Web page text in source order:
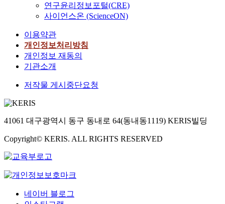
연구윤리정보포털(CRE)
사이언스온 (ScienceON)
이용약관
개인정보처리방침
개인정보 재동의
기관소개
저작물 게시중단요청
41061 대구광역시 동구 동내로 64(동내동1119) KERIS빌딩
Copyright© KERIS. ALL RIGHTS RESERVED
네이버 블로그